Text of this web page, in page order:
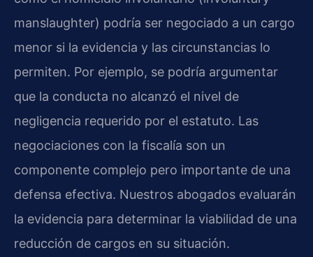
manslaughter) podría ser negociado a un cargo
menor si la evidencia y las circunstancias lo
permiten. Por ejemplo, se podría argumentar
que la conducta no alcanzó el nivel de
negligencia requerido por el estatuto. Las
negociaciones con la fiscalía son un
componente complejo pero importante de una
defensa efectiva. Nuestros abogados evaluarán
la evidencia para determinar la viabilidad de una
reducción de cargos en su situación.